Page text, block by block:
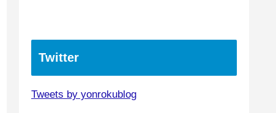
Twitter
Tweets by yonrokublog